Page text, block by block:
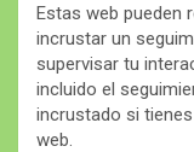
Estas web pueden
incrustar un
supervisar tu
incluido el
incrustado si
web.